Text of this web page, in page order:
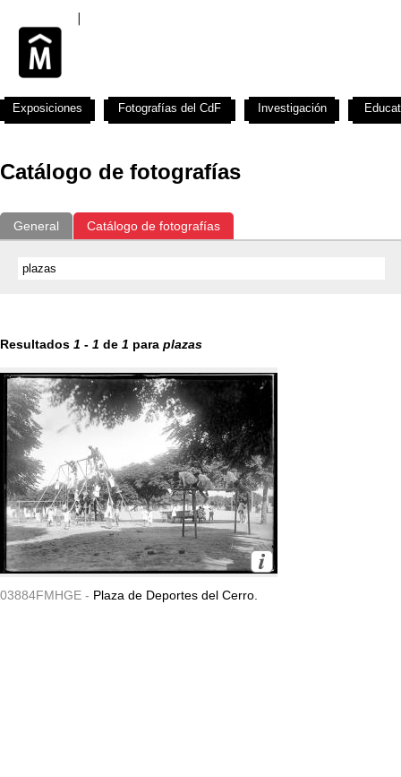
Catálogo de fotografías
General Catálogo de fotografías
Resultados 1 - 1 de 1 para plazas
03884FMHGE - Plaza de Deportes del Cerro.
Exposiciones Fotografías del CdF Investigación